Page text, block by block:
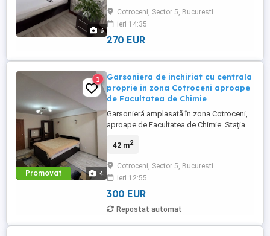
3
Cotroceni, Sector 5, Bucuresti
ieri 14:35
270 EUR
Promovat 4
1
Garsoniera de inchiriat cu centrala
proprie in zona Cotroceni aproape
de Facultatea de Chimie
Garsonieră amplasată în zona Cotroceni,
aproape de Facultatea de Chimie. Stația
minute de mers pe jos. În apropiere se
supermarketuri. Dispune de o suprafață
de 42 mp, centrala prorpie, etaj 4.
42 m2
Cotroceni, Sector 5, Bucuresti
ieri 12:55
300 EUR
Repostat automat